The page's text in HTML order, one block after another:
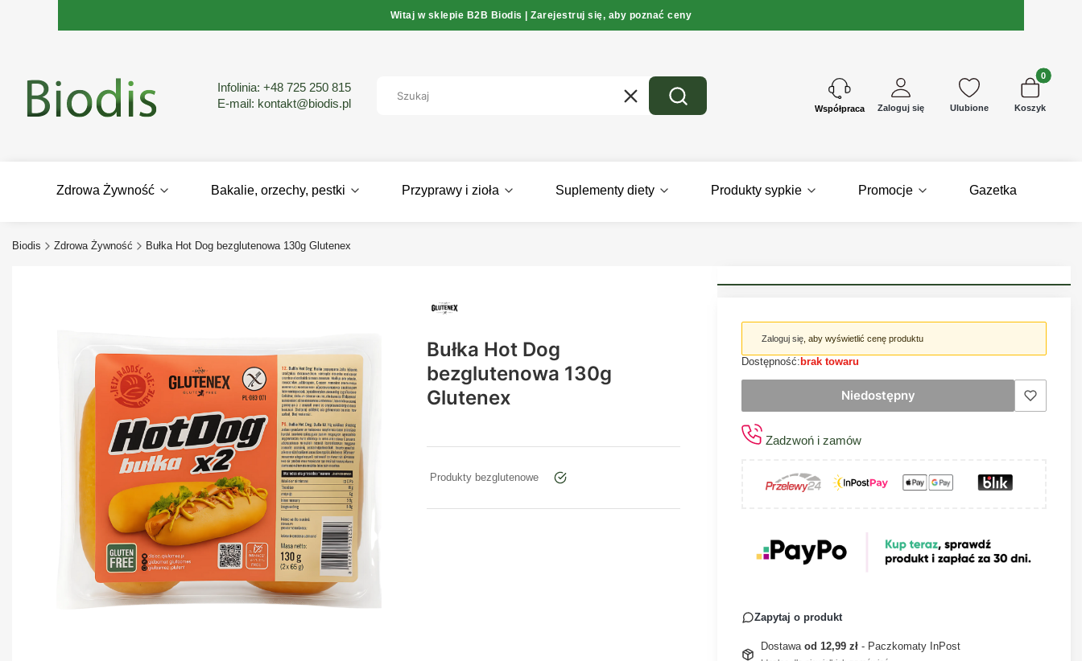
Witaj w sklepie B2B Biodis | Zarejestruj się, aby poznać ceny
Infolinia: +48 725 250 815
E-mail: kontakt@biodis.pl Wyczyść Szukaj Kontakt Zaloguj się Ulubione
Produkty w
Koszyk
Zdrowa Żywność Bakalie, orzechy, pestki Przyprawy i zioła Suplementy diety Produkty sypkie Promocje Gazetka
Biodis Zdrowa Żywność Bułka Hot Dog bezglutenowa 130g Glutenex
Bułka Hot Dog
bezglutenowa 130g
Glutenex
Produkty bezglutenowe tak
Zaloguj się , aby wyświetlić cenę produktu
Dostępność:brak towaru
Niedostępny
Zadzwoń i zamów
Zapytaj o produkt
Dostawa od 12,99 zł - Paczkomaty InPost